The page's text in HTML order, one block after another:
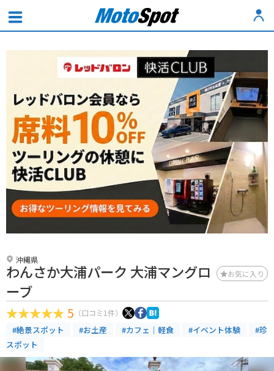
沖縄県
わんさか大浦パーク 大浦マングロ
ーブ
お気に入り
5 （口コミ1件）
#絶景スポット #お土産 #カフェ｜軽食 #イベント体験
#珍
スポット